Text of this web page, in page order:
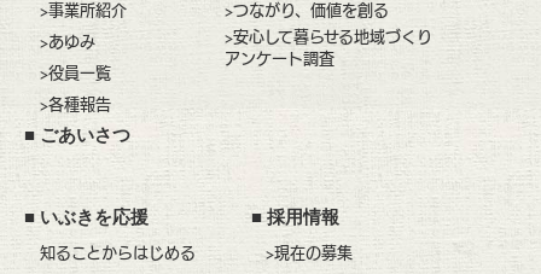
>事業所紹介
>あゆみ
>役員一覧
>各種報告
■ごあいさつ
>つながり、価値を創る
>安心して暮らせる地域づくり
アンケート調査
■ いぶきを応援
知ることからはじめる
■採用情報
>現在の募集